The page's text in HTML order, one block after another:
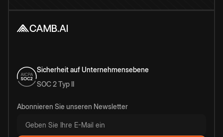
Sicherheit auf Unternehmensebene
SOC 2 Typ II
Abonnieren Sie unseren Newsletter